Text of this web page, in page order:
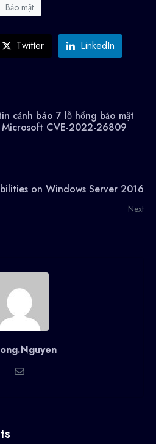
Bảo mật
Twitter LinkedIn
cảnh báo 7 lỗ hổng bảo mật
Microsoft CVE-2022-26809
on Windows Server 2016
Next